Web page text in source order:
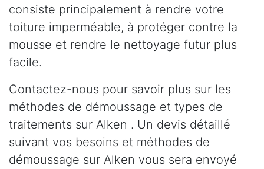
consiste principalement à rendre votre
toiture imperméable, à protéger contre la
mousse et rendre le nettoyage futur plus
facile.
Contactez-nous pour savoir plus sur les
méthodes de démoussage et types de
traitements sur Alken . Un devis détaillé
suivant vos besoins et méthodes de
démoussage sur Alken vous sera envoyé